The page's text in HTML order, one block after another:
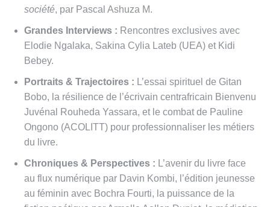
société, par Pascal Ashuza M.
Grandes Interviews : Rencontres exclusives avec
Elodie Ngalaka, Sakina Cylia Lateb (UEA) et Kidi
Bebey.
Portraits & Trajectoires : L’essai spirituel de Gitan
Bobo, la résilience de l’écrivain centrafricain Bienvenu
Juvénal Rouheda Yassara, et le combat de Pauline
Ongono (ACOLITT) pour professionnaliser les métiers
du livre.
Chroniques & Perspectives : L’avenir du livre face
au flux numérique par Davin Kombi, l’édition jeunesse
au féminin avec Bochra Fourti, la puissance de la